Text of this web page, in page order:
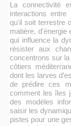
La connectivité
interactions
qu'il soit terrestre
matière, d'énergie
qui influence la
résister aux
concentrons sur
côtiers
dont les larves
de prédire ces
comment les îles
des modèles
saisir les
pistes pour une